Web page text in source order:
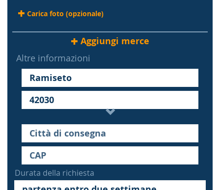
Carica foto (opzionale)
Aggiungi merce
Altre informazioni
Durata della richiesta